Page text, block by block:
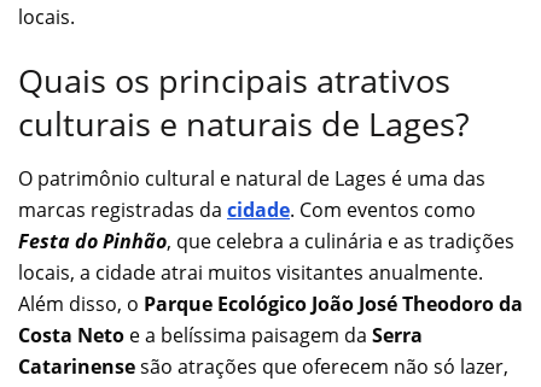
locais.
Quais os principais atrativos
culturais e naturais de Lages?
O patrimônio cultural e natural de Lages é uma das
marcas registradas da cidade. Com eventos como
Festa do Pinhão, que celebra a culinária e as tradições
locais, a cidade atrai muitos visitantes anualmente.
Além disso, o Parque Ecológico João José Theodoro da
Costa Neto e a belíssima paisagem da Serra
Catarinensesão atrações que oferecem não só lazer,